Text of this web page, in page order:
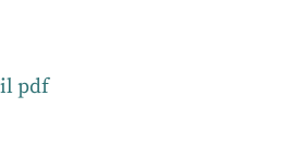
pdf